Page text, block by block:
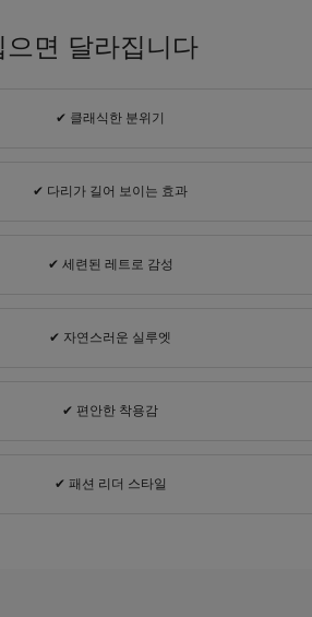
으면 달라집니다
✔ 클래식한 분위기
✔ 다리가 길어 보이는 효과
✔ 세련된 레트로 감성
✔ 자연스러운 실루엣
✔ 편안한 착용감
✔ 패션 리더 스타일